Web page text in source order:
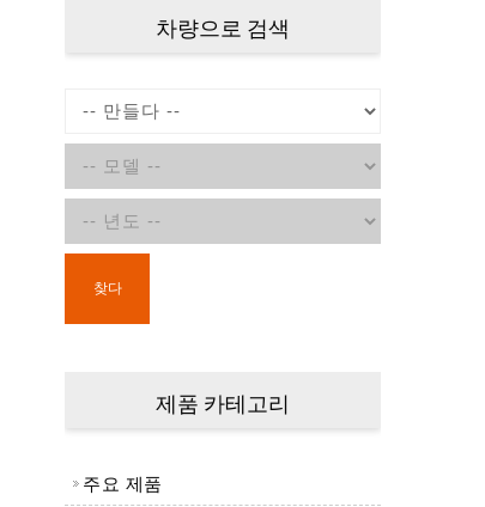
차량으로 검색
찾다
제품 카테고리
주요 제품